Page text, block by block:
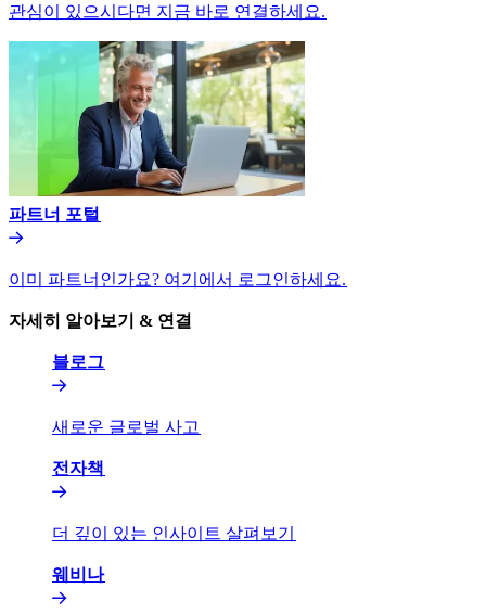
관심이 있으시다면 지금 바로 연결하세요.​​
파트너 포털​​
이미 파트너인가요? 여기에서 로그인하세요.​​
자세히 알아보기 & 연결​​
블로그​​
새로운 글로벌 사고​​
전자책​​
더 깊이 있는 인사이트 살펴보기​​
웨비나​​